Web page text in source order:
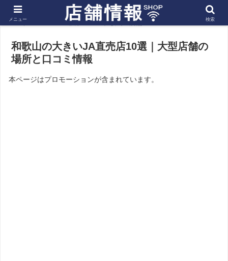
ホーム 近畿 和歌山の店舗
和歌山の大きいJA直売店10選｜大型店舗の
場所と口コミ情報
本ページはプロモーションが含まれています。
メニュー 検索